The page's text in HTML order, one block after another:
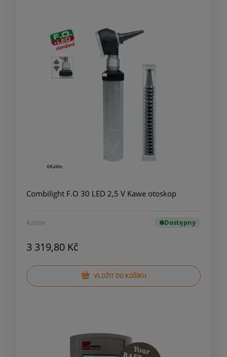
Combilight F.O 30 LED 2,5 V Kawe otoskop
KaWe Dostępny
3 319,80 Kč
VLOŽIT DO KOŠÍKU